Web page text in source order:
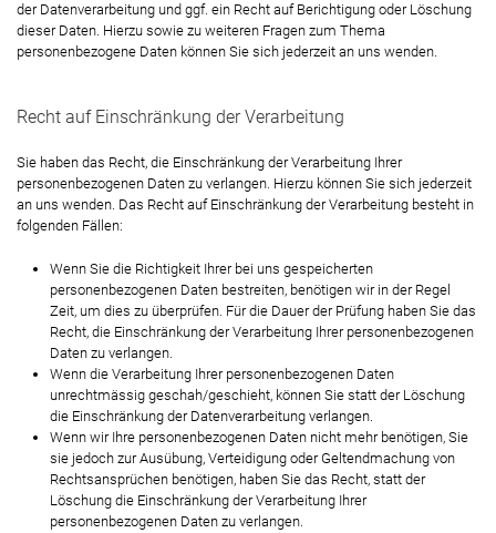
der Datenverarbeitung und ggf. ein Recht auf Berichtigung oder Löschung
dieser Daten. Hierzu sowie zu weiteren Fragen zum Thema
personenbezogene Daten können Sie sich jederzeit an uns wenden.
Recht auf Einschränkung der Verarbeitung
Sie haben das Recht, die Einschränkung der Verarbeitung Ihrer
personenbezogenen Daten zu verlangen. Hierzu können Sie sich jederzeit
an uns wenden. Das Recht auf Einschränkung der Verarbeitung besteht in
folgenden Fällen:
Wenn Sie die Richtigkeit Ihrer bei uns gespeicherten
personenbezogenen Daten bestreiten, benötigen wir in der Regel
Zeit, um dies zu überprüfen. Für die Dauer der Prüfung haben Sie das
Recht, die Einschränkung der Verarbeitung Ihrer personenbezogenen
Daten zu verlangen.
Wenn die Verarbeitung Ihrer personenbezogenen Daten
unrechtmässig geschah/geschieht, können Sie statt der Löschung
die Einschränkung der Datenverarbeitung verlangen.
Wenn wir Ihre personenbezogenen Daten nicht mehr benötigen, Sie
sie jedoch zur Ausübung, Verteidigung oder Geltendmachung von
Rechtsansprüchen benötigen, haben Sie das Recht, statt der
Löschung die Einschränkung der Verarbeitung Ihrer
personenbezogenen Daten zu verlangen.